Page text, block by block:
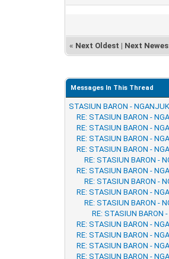
« Next Oldest | Next
Messages In This Thread
STASIUN BARON - NGANJUK
RE: STASIUN BARON -
RE: STASIUN BARON -
RE: STASIUN BARON -
RE: STASIUN BARON -
RE: STASIUN BARON -
RE: STASIUN BARON -
RE: STASIUN BARON -
RE: STASIUN BARON -
RE: STASIUN BARON -
RE: STASIUN BARON
RE: STASIUN BARON -
RE: STASIUN BARON -
RE: STASIUN BARON -
RE: STASIUN BARON -